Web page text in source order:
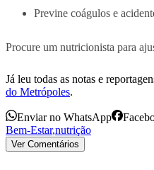
Previne coágulos e
Procure um nutricionista para
Já leu todas as notas e
do Metrópoles.
Enviar no WhatsApp
Bem-Estar,nutrição
Ver Comentários